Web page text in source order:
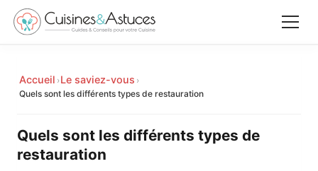
Équipements
Accueil ›Le saviez-vous ›
Quels sont les différents types de restauration
Quels sont les différents types de
restauration